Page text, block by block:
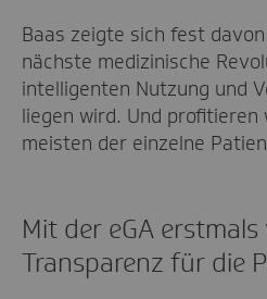
Baas zeigte sich fest
nächste medizinische
intelligenten Nutzung und
liegen wird. Und profitieren
meisten der einzelne
Mit der eGA
Transparenz für die